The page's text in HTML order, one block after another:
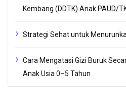
Kembang (DDTK) Anak PAUD/
Strategi Sehat untuk
Cara Mengatasi Gizi Buruk
Anak Usia 0–5 Tahun